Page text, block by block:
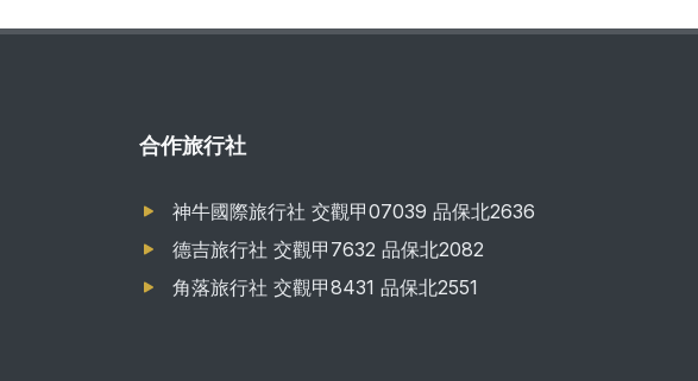
合作旅行社
神牛國際旅行社 交觀甲07039 品保北2636
德吉旅行社 交觀甲7632 品保北2082
角落旅行社 交觀甲8431 品保北2551